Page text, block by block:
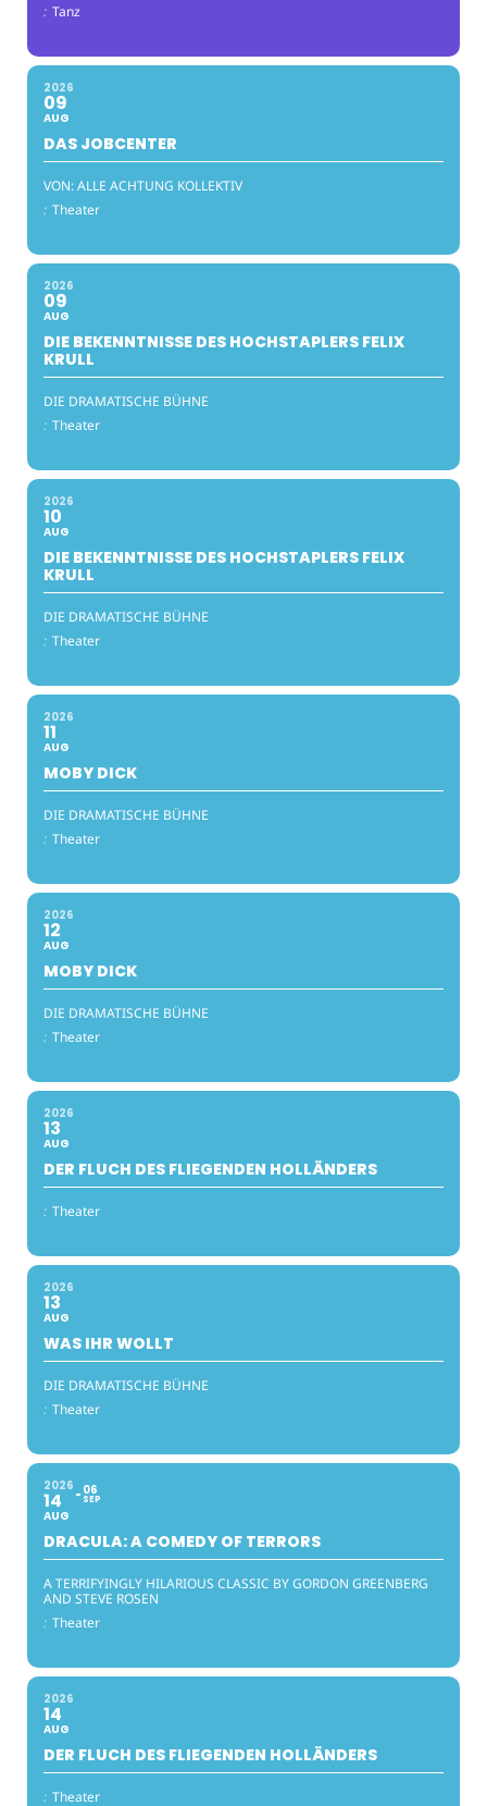
: Tanz
2026
09
AUG
DAS JOBCENTER
VON: ALLE ACHTUNG KOLLEKTIV
: Theater
2026
09
AUG
DIE BEKENNTNISSE DES HOCHSTAPLERS FELIX
KRULL
DIE DRAMATISCHE BÜHNE
: Theater
2026
10
AUG
DIE BEKENNTNISSE DES HOCHSTAPLERS FELIX
KRULL
DIE DRAMATISCHE BÜHNE
: Theater
2026
11
AUG
MOBY DICK
DIE DRAMATISCHE BÜHNE
: Theater
2026
12
AUG
MOBY DICK
DIE DRAMATISCHE BÜHNE
: Theater
2026
13
AUG
DER FLUCH DES FLIEGENDEN HOLLÄNDERS
: Theater
2026
13
AUG
WAS IHR WOLLT
DIE DRAMATISCHE BÜHNE
: Theater
2026
14
AUG
06
SEP
DRACULA: A COMEDY OF TERRORS
A TERRIFYINGLY HILARIOUS CLASSIC BY GORDON GREENBERG
AND STEVE ROSEN
: Theater
2026
14
AUG
DER FLUCH DES FLIEGENDEN HOLLÄNDERS
: Theater